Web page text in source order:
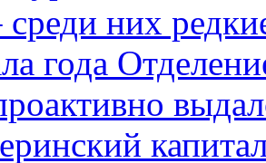
среди них
года